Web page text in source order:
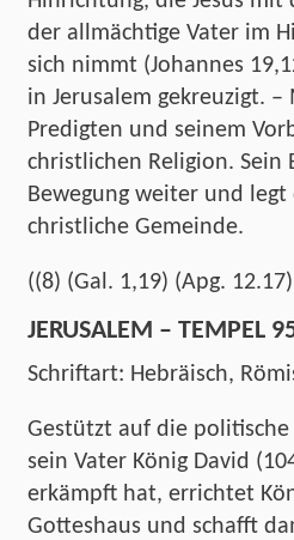
der allmächtige Vater im
sich nimmt (Johannes
in Jerusalem gekreuzigt.
Predigten und seinem
christlichen Religion. Sein
Bewegung weiter und
christliche Gemeinde.
((8) (Gal. 1,19) (Apg.
JERUSALEM – TEMPEL
Schriftart: Hebräisch,
Gestützt auf die
sein Vater König David
erkämpft hat, errichtet
Gotteshaus und schafft